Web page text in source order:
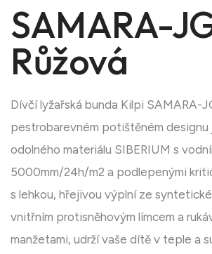
SAMARA-
Růžová
Dívčí lyžařská bunda Kilpi SAMARA-
pestrobarevném potištěném designu
odolného materiálu SIBERIUM s
5000mm/24h/m2 a podlepenými
s lehkou, hřejivou výplní ze
vnitřním protisněhovým límcem a
manžetami, udrží vaše dítě v teple a